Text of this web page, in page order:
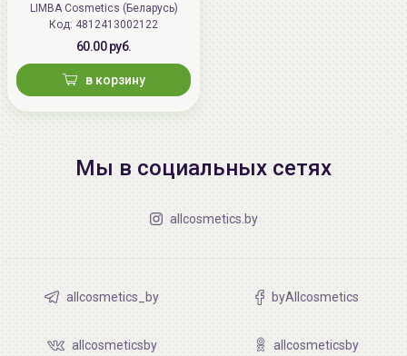
LIMBA Cosmetics (Беларусь)
Код: 4812413002122
60.00 руб.
в корзину
Мы в социальных сетях
allcosmetics.by
allcosmetics_by byAllcosmetics
allcosmeticsby allcosmeticsby